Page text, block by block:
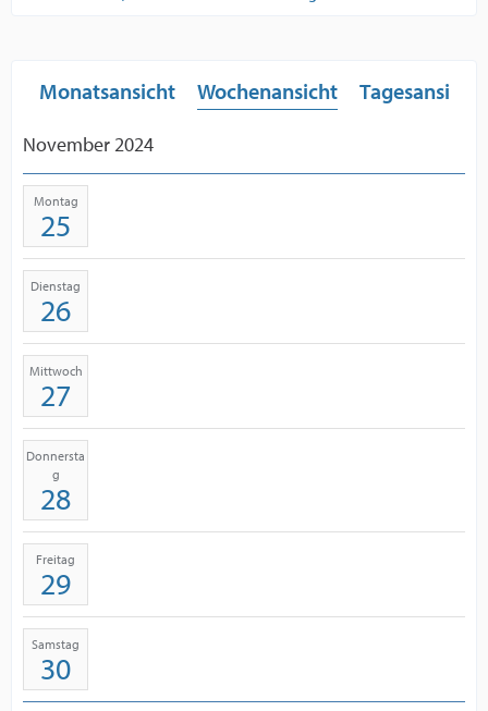
Monatsansicht Wochenansicht Tagesansicht
November 2024
Montag
25
Dienstag
26
Mittwoch
27
Donnersta
g
28
Freitag
29
Samstag
30